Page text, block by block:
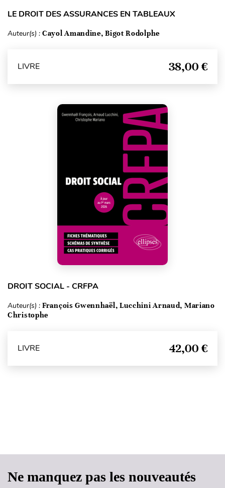
LE DROIT DES ASSURANCES EN TABLEAUX
Auteur(s) : Cayol Amandine, Bigot Rodolphe
LIVRE 38,00 €
DROIT SOCIAL - CRFPA
Auteur(s) : François Gwennhaël, Lucchini Arnaud, Mariano
Christophe
LIVRE 42,00 €
Ne manquez pas les nouveautés